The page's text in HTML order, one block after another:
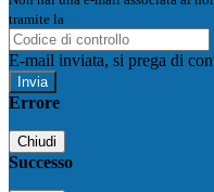
tramite la
E-mail inviata, si prega di
Errore
Chiudi
Successo